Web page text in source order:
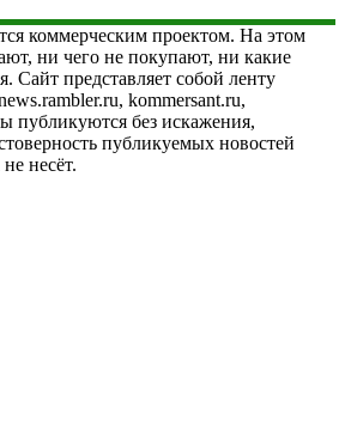
коммерческим проектом. На этом
ни чего не покупают, ни какие
Сайт представляет собой ленту
kommersant.ru,
публикуются без искажения,
публикуемых новостей
несёт.